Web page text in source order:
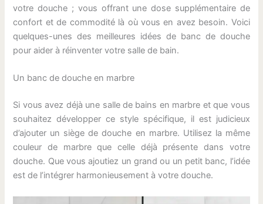
votre douche ; vous offrant une dose supplémentaire de
confort et de commodité là où vous en avez besoin. Voici
quelques-unes des meilleures idées de banc de douche
pour aider à réinventer votre salle de bain.
Un banc de douche en marbre
Si vous avez déjà une salle de bains en marbre et que vous
souhaitez développer ce style spécifique, il est judicieux
d’ajouter un siège de douche en marbre. Utilisez la même
couleur de marbre que celle déjà présente dans votre
douche. Que vous ajoutiez un grand ou un petit banc, l’idée
est de l’intégrer harmonieusement à votre douche.